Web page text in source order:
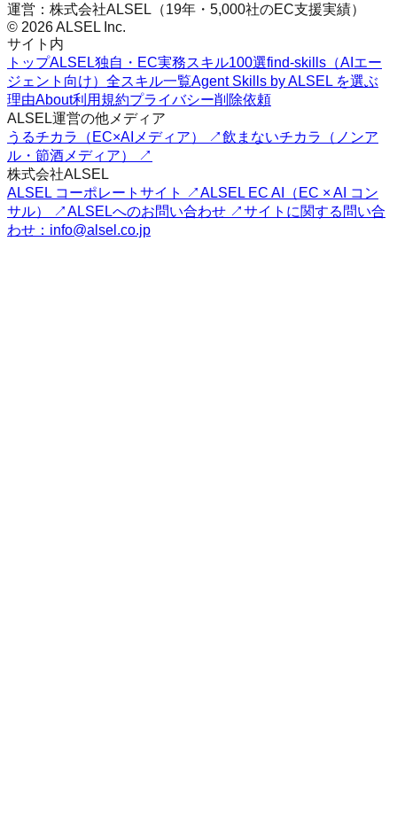
運営：株式会社ALSEL（19年・5,000社のEC支援実績）
© 2026 ALSEL Inc.
サイト内
トップALSEL独自・EC実務スキル100選find-skills（AIエー
ジェント向け） 全スキル一覧Agent Skills by ALSEL を選ぶ
理由About利用規約プライバシー削除依頼
ALSEL運営の他メディア
うるチカラ（EC×AIメディア） ↗飲まないチカラ（ノンア
ル・節酒メディア） ↗
株式会社ALSEL
ALSEL コーポレートサイト ↗ALSEL EC AI（EC × AI コン
サル） ↗ALSELへのお問い合わせ ↗サイトに関する問い合
わせ：info@alsel.co.jp